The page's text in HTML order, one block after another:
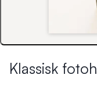
Klassisk